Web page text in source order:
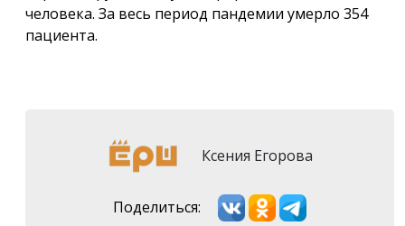
человека. За весь период пандемии умерло 354
пациента.
Ксения Егорова
Поделиться: